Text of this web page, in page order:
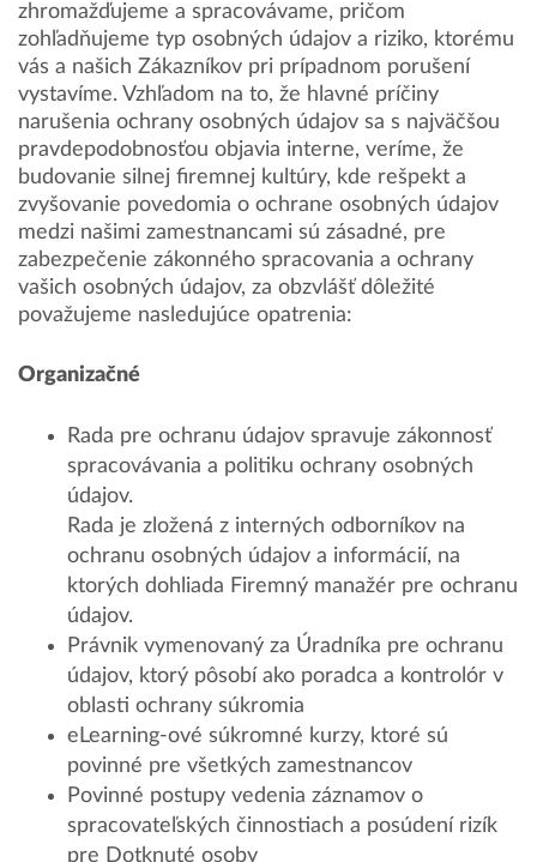
zhromažďujeme a spracovávame, pričom
zohľadňujeme typ osobných údajov a riziko, ktorému
vás a našich Zákazníkov pri prípadnom porušení
vystavíme. Vzhľadom na to, že hlavné príčiny
narušenia ochrany osobných údajov sa s najväčšou
pravdepodobnosťou objavia interne, veríme, že
budovanie silnej firemnej kultúry, kde rešpekt a
zvyšovanie povedomia o ochrane osobných údajov
medzi našimi zamestnancami sú zásadné, pre
zabezpečenie zákonného spracovania a ochrany
vašich osobných údajov, za obzvlášť dôležité
považujeme nasledujúce opatrenia:
Organizačné
Rada pre ochranu údajov spravuje zákonnosť
spracovávania a politiku ochrany osobných
údajov.
Rada je zložená z interných odborníkov na
ochranu osobných údajov a informácií, na
ktorých dohliada Firemný manažér pre ochranu
údajov.
Právnik vymenovaný za Úradníka pre ochranu
údajov, ktorý pôsobí ako poradca a kontrolór v
oblasti ochrany súkromia
eLearning-ové súkromné kurzy, ktoré sú
povinné pre všetkých zamestnancov
Povinné postupy vedenia záznamov o
spracovateľských činnostiach a posúdení rizík
pre Dotknuté osoby